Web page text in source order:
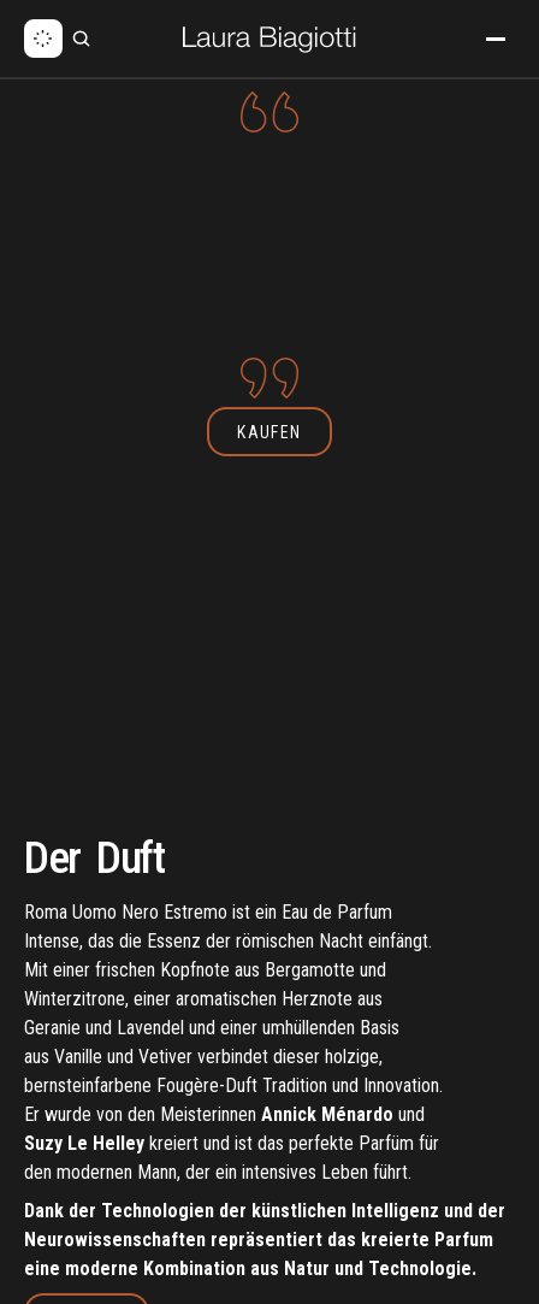
Fangen Sie die Essenz von
Roms ewiger Nacht ein
KAUFEN
01 02 03 04
Kaufen
KAUFEN
Der Duft
Roma Uomo Nero Estremo ist ein Eau de Parfum
Intense, das die Essenz der römischen Nacht einfängt.
Mit einer frischen Kopfnote aus Bergamotte und
Winterzitrone, einer aromatischen Herznote aus
Geranie und Lavendel und einer umhüllenden Basis
aus Vanille und Vetiver verbindet dieser holzige,
bernsteinfarbene Fougère-Duft Tradition und Innovation.
Er wurde von den Meisterinnen Annick Ménardo und
Suzy Le Helley kreiert und ist das perfekte Parfüm für
den modernen Mann, der ein intensives Leben führt.
Dank der Technologien der künstlichen Intelligenz und der
Neurowissenschaften repräsentiert das kreierte Parfum
eine moderne Kombination aus Natur und Technologie.